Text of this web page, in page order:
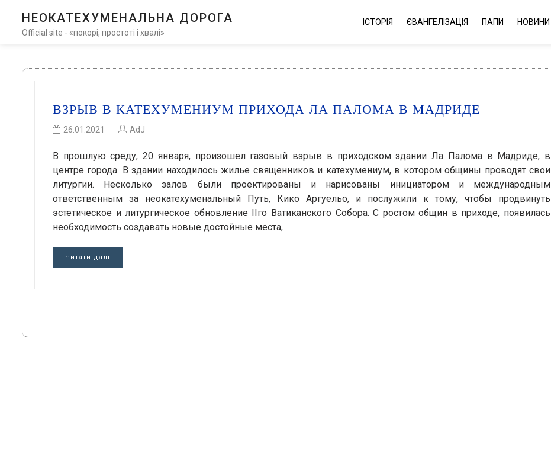
НЕОКАТЕХУМЕНАЛЬНА ДОРОГА
Official site - «покорі, простоті і хвалі»
ІСТОРІЯ ЄВАНГЕЛІЗАЦІЯ ПАПИ НОВИНИ
ВЗРЫВ В КАТЕХУМЕНИУМ ПРИХОДА ЛА ПАЛОМА В МАДРИДЕ
26.01.2021 AdJ
В прошлую среду, 20 января, произошел газовый взрыв в приходском здании Ла Палома в Мадриде, в
центре города. В здании находилось жилье священников и катехумениум, в котором общины проводят свои
литургии. Несколько залов были проектированы и нарисованы инициатором и международным
ответственным за неокатехуменальный Путь, Кико Аргуельо, и послужили к тому, чтобы продвинуть
эстетическое и литургическое обновление IIго Ватиканского Собора. С ростом общин в приходе, появилась
необходимость создавать новые достойные места,
Читати далі